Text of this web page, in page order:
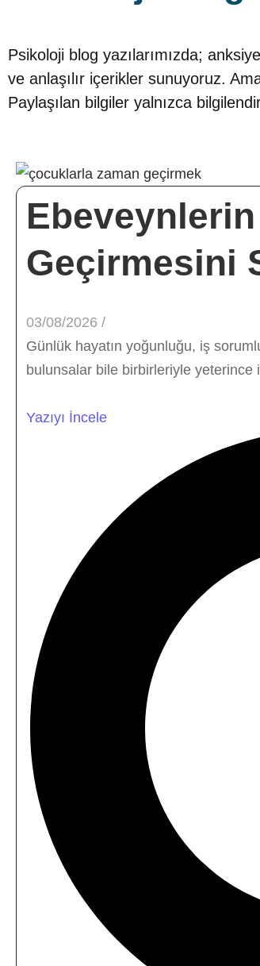
Psikoloji blog yazılarımızda;
ve anlaşılır içerikler sunuyoruz.
Paylaşılan bilgiler yalnızca
Geçirmesini
03/08/2026 /
Günlük hayatın yoğunluğu, iş
bulunsalar bile birbirleriyle yeterince
Yazıyı İncele